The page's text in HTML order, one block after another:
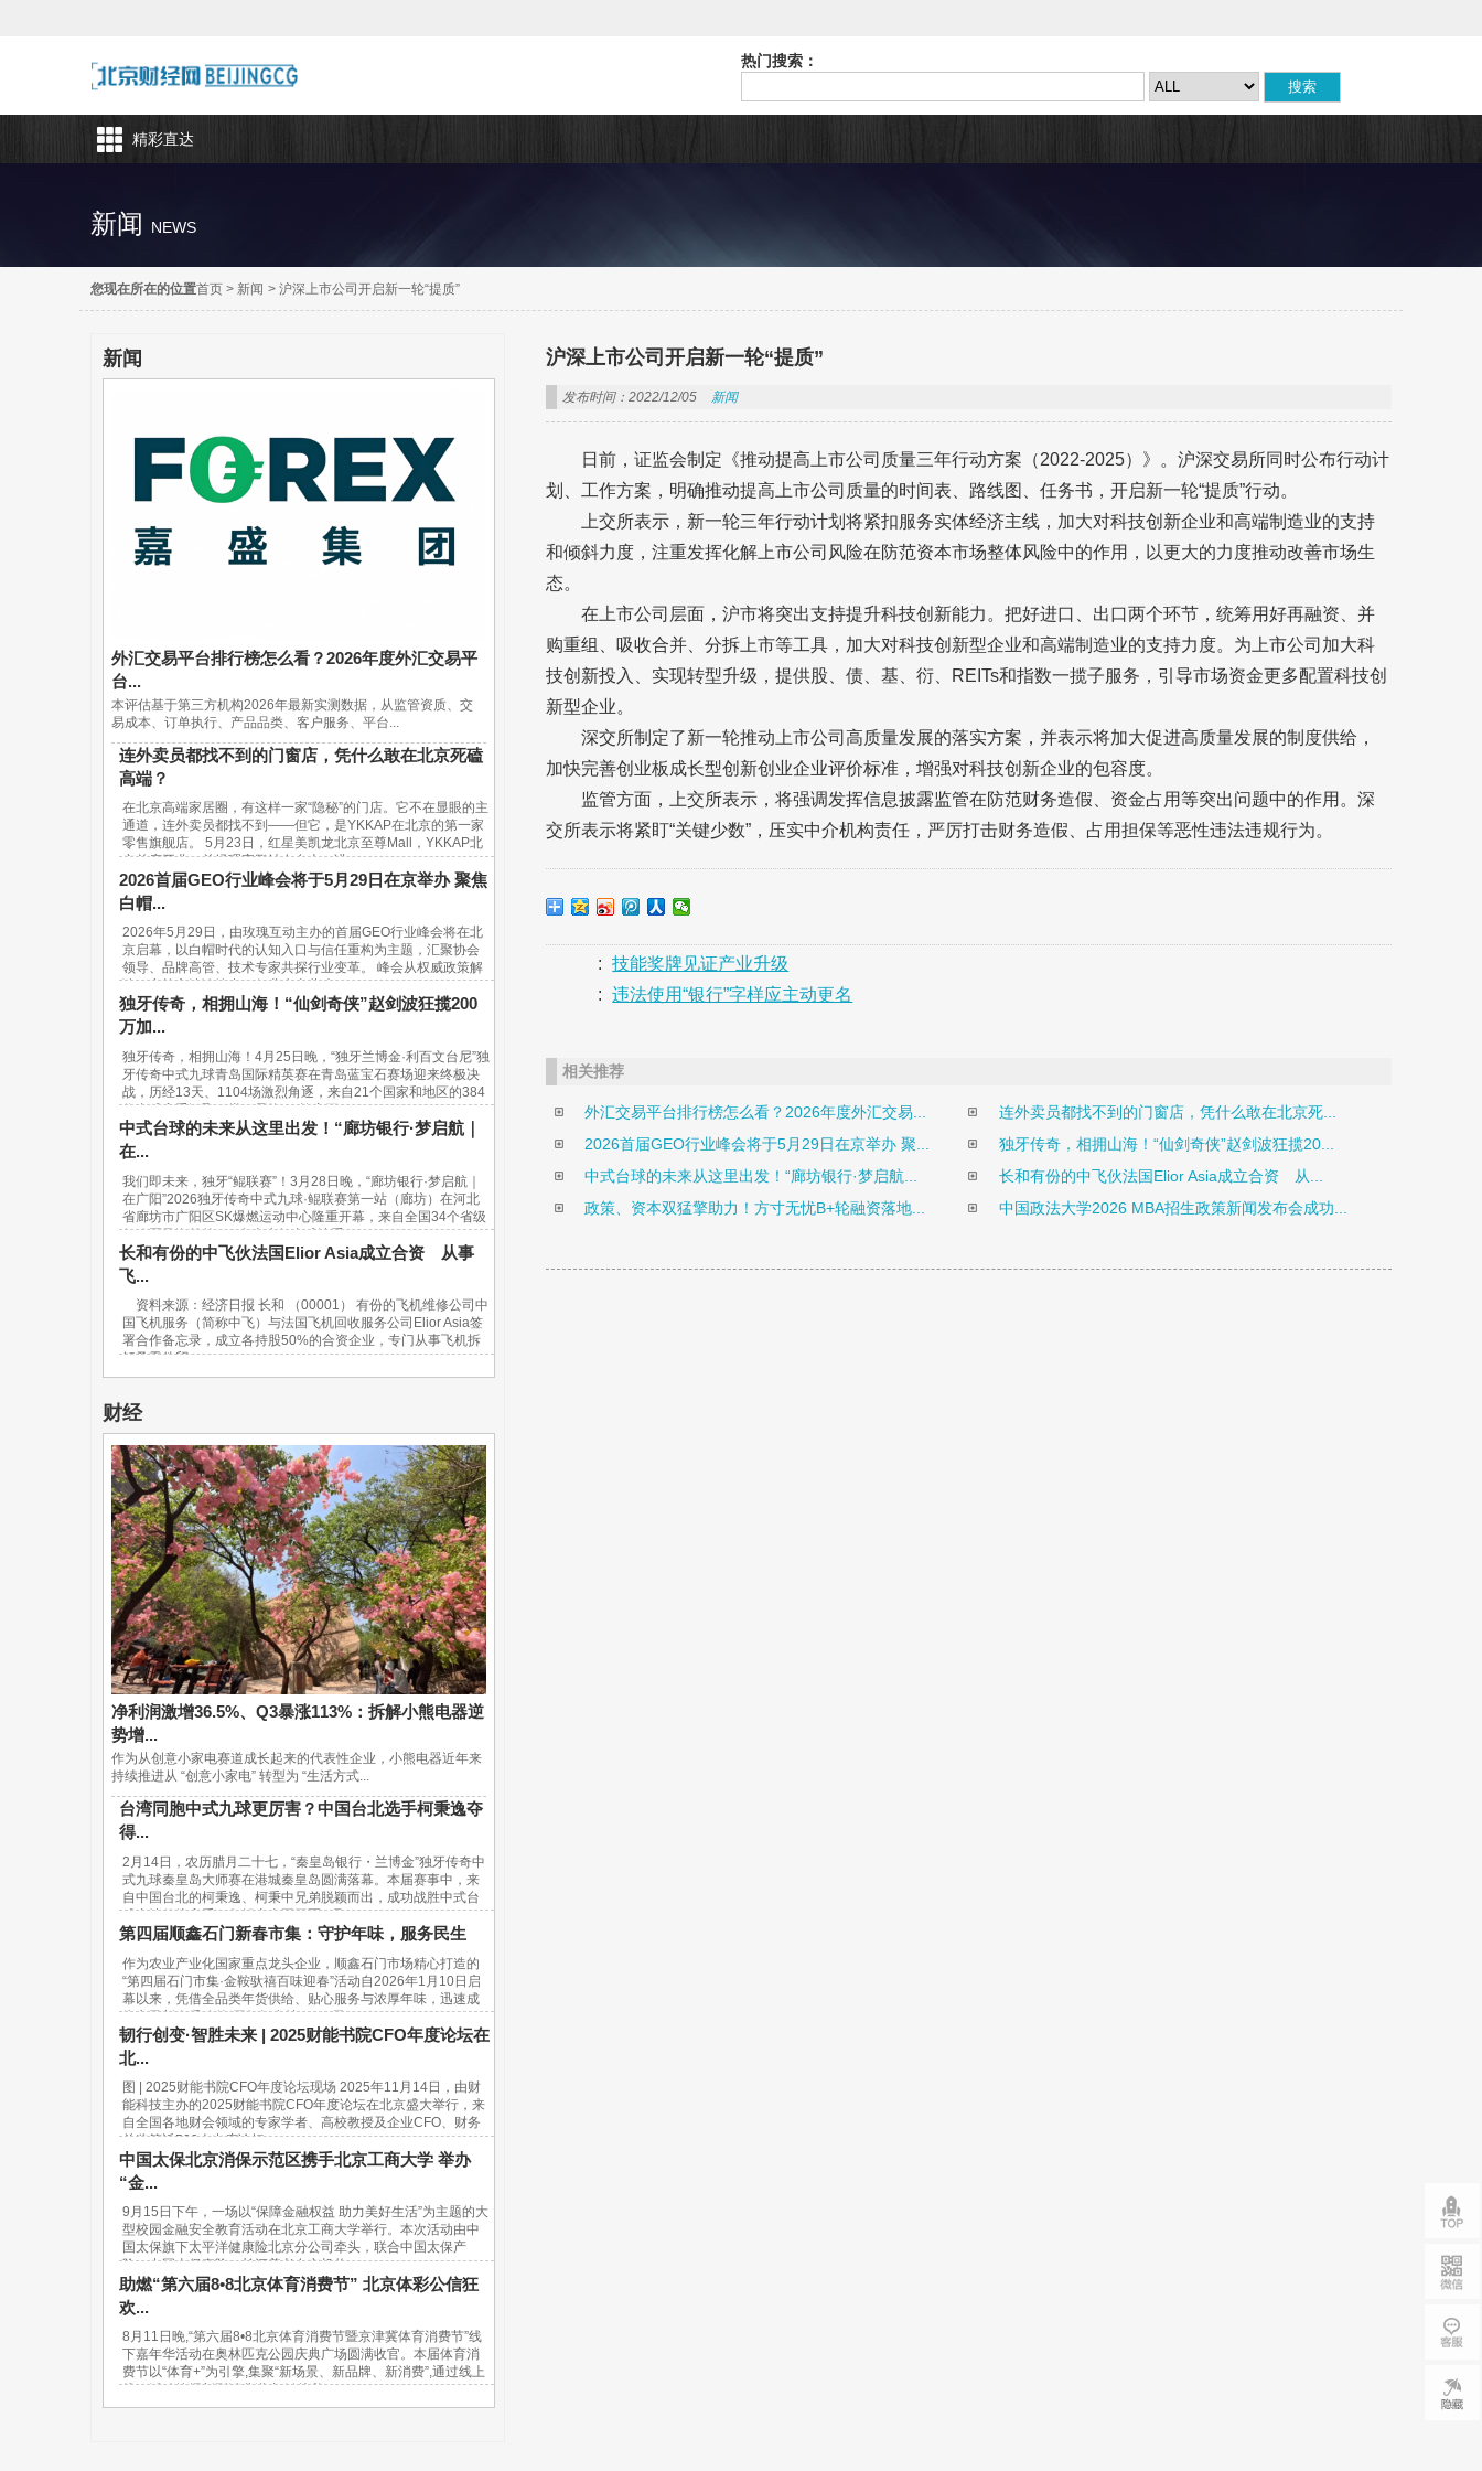
热门搜索：
精彩直达
新闻 NEWS
您现在所在的位置首页 > 新闻 > 沪深上市公司开启新一轮“提质”
新闻
外汇交易平台排行榜怎么看？2026年度外汇交易平
台...
本评估基于第三方机构2026年最新实测数据，从监管资质、交
易成本、订单执行、产品品类、客户服务、平台...
连外卖员都找不到的门窗店，凭什么敢在北京死磕
高端？
在北京高端家居圈，有这样一家“隐秘”的门店。它不在显眼的主
通道，连外卖员都找不到——但它，是YKKAP在北京的第一家
零售旗舰店。 5月23日，红星美凯龙北京至尊Mall，YKKAP北
京首店开业。总经理宋鹏站在台上，讲...
2026首届GEO行业峰会将于5月29日在京举办 聚焦
白帽...
2026年5月29日，由玫瑰互动主办的首届GEO行业峰会将在北
京启幕，以白帽时代的认知入口与信任重构为主题，汇聚协会
领导、品牌高管、技术专家共探行业变革。 峰会从权威政策解
读、实战方法论输出、行业生态共建...
独牙传奇，相拥山海！“仙剑奇侠”赵剑波狂揽200
万加...
独牙传奇，相拥山海！4月25日晚，“独牙兰博金·利百文台尼”独
牙传奇中式九球青岛国际精英赛在青岛蓝宝石赛场迎来终极决
战，历经13天、1104场激烈角逐，来自21个国家和地区的384
位台球高手汇聚一堂，最终，“软塞王...
中式台球的未来从这里出发！“廊坊银行·梦启航｜
在...
我们即未来，独牙“鲲联赛”！3月28日晚，“廊坊银行·梦启航｜
在广阳”2026独牙传奇中式九球·鲲联赛第一站（廊坊）在河北
省廊坊市广阳区SK爆燃运动中心隆重开幕，来自全国34个省级
行政区及海外的940名青少年台球选手...
长和有份的中飞伙法国Elior Asia成立合资 从事
飞...
资料来源：经济日报 长和 （00001） 有份的飞机维修公司中
国飞机服务（简称中飞）与法国飞机回收服务公司Elior Asia签
署合作备忘录，成立各持股50%的合资企业，专门从事飞机拆
解及零件贸...
财经
净利润激增36.5%、Q3暴涨113%：拆解小熊电器逆
势增...
作为从创意小家电赛道成长起来的代表性企业，小熊电器近年来
持续推进从 “创意小家电” 转型为 “生活方式...
台湾同胞中式九球更厉害？中国台北选手柯秉逸夺
得...
2月14日，农历腊月二十七，“秦皇岛银行・兰博金”独牙传奇中
式九球秦皇岛大师赛在港城秦皇岛圆满落幕。本届赛事中，来
自中国台北的柯秉逸、柯秉中兄弟脱颖而出，成功战胜中式台
球内地传统高手，包揽赛事冠亚军，取...
第四届顺鑫石门新春市集：守护年味，服务民生
作为农业产业化国家重点龙头企业，顺鑫石门市场精心打造的
“第四届石门市集·金鞍驮禧百味迎春”活动自2026年1月10日启
幕以来，凭借全品类年货供给、贴心服务与浓厚年味，迅速成
为市民新春采购的“网红打卡地”。37天...
韧行创变·智胜未来 | 2025财能书院CFO年度论坛在
北...
图 | 2025财能书院CFO年度论坛现场 2025年11月14日，由财
能科技主办的2025财能书院CFO年度论坛在北京盛大举行，来
自全国各地财会领域的专家学者、高校教授及企业CFO、财务
总监等近500人出席论坛。...
中国太保北京消保示范区携手北京工商大学 举办
“金...
9月15日下午，一场以“保障金融权益 助力美好生活”为主题的大
型校园金融安全教育活动在北京工商大学举行。本次活动由中
国太保旗下太平洋健康险北京分公司牵头，联合中国太保产
险、中国太保寿险、长江养老在京机构...
助燃“第六届8•8北京体育消费节” 北京体彩公信狂
欢...
8月11日晚,“第六届8•8北京体育消费节暨京津冀体育消费节”线
下嘉年华活动在奥林匹克公园庆典广场圆满收官。本届体育消
费节以“体育+”为引擎,集聚“新场景、新品牌、新消费”,通过线上
线下活动挖掘新型消费潜力,链接美...
沪深上市公司开启新一轮“提质”
发布时间：2022/12/05 新闻
日前，证监会制定《推动提高上市公司质量三年行动方案（2022-2025）》。沪深交易所同时公布行动计
划、工作方案，明确推动提高上市公司质量的时间表、路线图、任务书，开启新一轮“提质”行动。
上交所表示，新一轮三年行动计划将紧扣服务实体经济主线，加大对科技创新企业和高端制造业的支持
和倾斜力度，注重发挥化解上市公司风险在防范资本市场整体风险中的作用，以更大的力度推动改善市场生
态。
在上市公司层面，沪市将突出支持提升科技创新能力。把好进口、出口两个环节，统筹用好再融资、并
购重组、吸收合并、分拆上市等工具，加大对科技创新型企业和高端制造业的支持力度。为上市公司加大科
技创新投入、实现转型升级，提供股、债、基、衍、REITs和指数一揽子服务，引导市场资金更多配置科技创
新型企业。
深交所制定了新一轮推动上市公司高质量发展的落实方案，并表示将加大促进高质量发展的制度供给，
加快完善创业板成长型创新创业企业评价标准，增强对科技创新企业的包容度。
监管方面，上交所表示，将强调发挥信息披露监管在防范财务造假、资金占用等突出问题中的作用。深
交所表示将紧盯“关键少数”，压实中介机构责任，严厉打击财务造假、占用担保等恶性违法违规行为。
:
技能奖牌见证产业升级
:
违法使用“银行”字样应主动更名
相关推荐
外汇交易平台排行榜怎么看？2026年度外汇交易...
连外卖员都找不到的门窗店，凭什么敢在北京死...
2026首届GEO行业峰会将于5月29日在京举办 聚...
独牙传奇，相拥山海！“仙剑奇侠”赵剑波狂揽20...
中式台球的未来从这里出发！“廊坊银行·梦启航...
长和有份的中飞伙法国Elior Asia成立合资 从...
政策、资本双猛擎助力！方寸无忧B+轮融资落地...
中国政法大学2026 MBA招生政策新闻发布会成功...